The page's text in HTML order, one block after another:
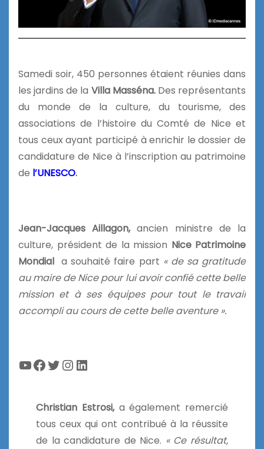
Samedi soir, 450 personnes étaient réunies dans
les jardins de la Villa Masséna.Des représentants
du monde de la culture, du tourisme, des
associations de l’histoire du Comté de Nice et
tous ceux ayant participé à enrichir le dossier de
candidature de Nice à l’inscription au patrimoine
de l’UNESCO.
Jean-Jacques Aillagon,ancien ministre de la
culture, président de la mission Nice Patrimoine
Mondial a souhaité faire part « de sa gratitude
au maire de Nice pour lui avoir confié cette belle
mission et à ses équipes pour tout le travail
accompli au cours de cette belle aventure ».
YouTube Facebook Twitter InstagramLinkedIn
Christian Estrosi,a également remercié
tous ceux qui ont contribué à la réussite
de la candidature de Nice. « Ce résultat,